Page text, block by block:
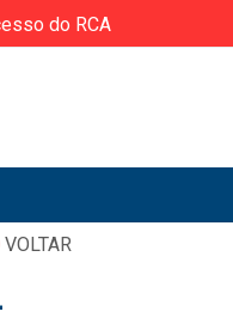
do RCA
VOLTAR